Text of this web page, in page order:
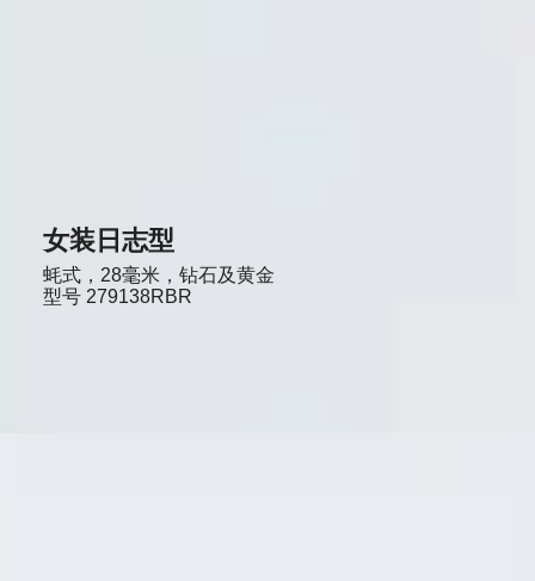
女装日志型
蚝式，28毫米，钻石及黄金
型号 279138RBR